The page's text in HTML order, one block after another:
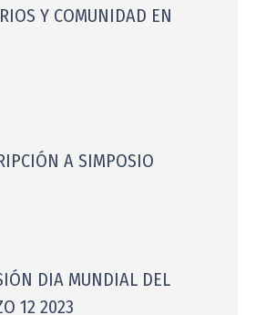
Y COMUNIDAD EN
A SIMPOSIO
DIA MUNDIAL DEL
12 2023